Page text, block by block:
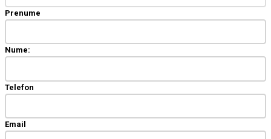
Prenume
Nume:
Telefon
Email